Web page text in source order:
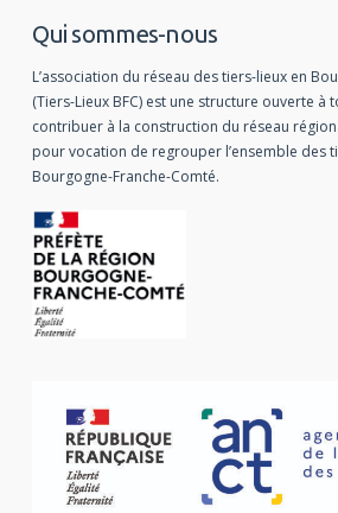
Qui sommes-nous
L’association du réseau des tiers-lieux en
(Tiers-Lieux BFC) est une structure ouverte à
contribuer à la construction du réseau
pour vocation de regrouper l’ensemble des
Bourgogne-Franche-Comté.